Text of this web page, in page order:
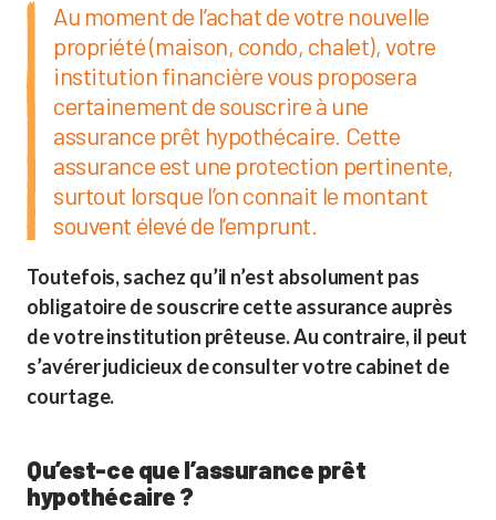
Au moment de l’achat de votre nouvelle
propriété (maison, condo, chalet), votre
institution financière vous proposera
certainement de souscrire à une
assurance prêt hypothécaire. Cette
assurance est une protection pertinente,
surtout lorsque l’on connait le montant
souvent élevé de l’emprunt.
Toutefois, sachez qu’il n’est absolument pas
obligatoire de souscrire cette assurance auprès
de votre institution prêteuse. Au contraire, il peut
s’avérer judicieux de consulter votre cabinet de
courtage.
Qu’est-ce que l’assurance prêt
hypothécaire ?